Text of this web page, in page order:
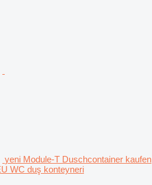
yeni Module-T Duschcontainer kaufen
WC duş konteyneri